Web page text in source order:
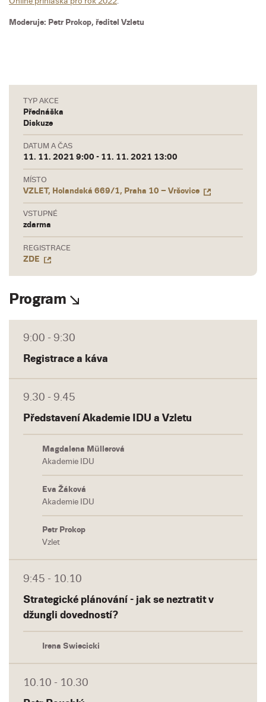
Moderuje: Petr Prokop, ředitel Vzletu
TYP AKCE
Přednáška
Diskuze
DATUM A ČAS
11. 11. 2021 9:00 - 11. 11. 2021 13:00
MÍSTO
VZLET, Holandská 669/1, Praha 10 – Vršovice
VSTUPNÉ
zdarma
REGISTRACE
ZDE
Program
9:00 - 9:30
Registrace a káva
9.30 - 9.45
Představení Akademie IDU a Vzletu
Magdalena Müllerová
Akademie IDU
Eva Žáková
Akademie IDU
Petr Prokop
Vzlet
9:45 - 10.10
Strategické plánování - jak se neztratit v
džungli dovedností?
Irena Swiecicki
10.10 - 10.30